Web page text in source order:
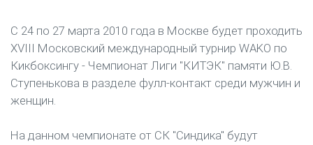
С 24 по 27 марта 2010 года в Москве будет проходить
XVIII Московский международный турнир WAKO по
Кикбоксингу - Чемпионат Лиги "КИТЭК" памяти Ю.В.
Ступенькова в разделе фулл-контакт среди мужчин и
женщин.
На данном чемпионате от СК "Синдика" будут